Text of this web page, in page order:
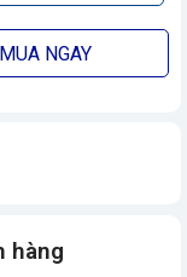
MUA NGAY
hàng